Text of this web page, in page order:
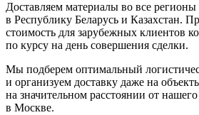
Доставляем материалы во все
в Республику Беларусь и Казахстан.
стоимость для зарубежных клиентов
по курсу на день совершения сделки.
Мы подберем оптимальный
и организуем доставку даже на
на значительном расстоянии от
в Москве.